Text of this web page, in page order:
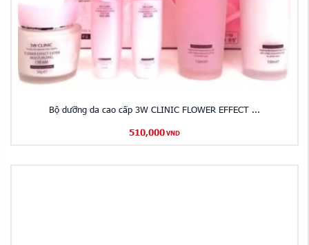
Bộ dưỡng da cao cấp 3W CLINIC FLOWER EFFECT ...
510,000 VND